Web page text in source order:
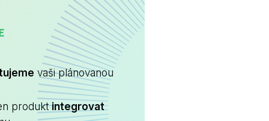
vaši plánovanou
produktintegrovat